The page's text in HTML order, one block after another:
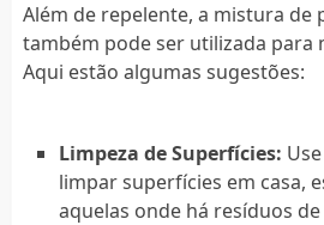
Além de repelente, a mistura de
também pode ser utilizada para
Aqui estão algumas sugestões:
Limpeza de Superfícies:
limpar superfícies em casa,
aquelas onde há resíduos